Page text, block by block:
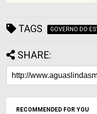
TAGS GOVERNO DO
SHARE:
RECOMMENDED FOR YOU